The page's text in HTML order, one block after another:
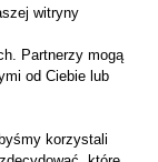
będzie coraz
pracujący
witryny
Partnerzy mogą
od Ciebie lub
korzystali